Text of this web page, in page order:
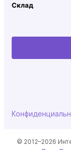
Склад
© 2012–2026